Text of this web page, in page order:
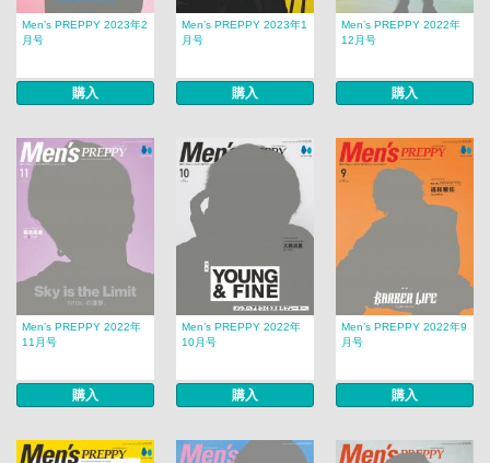
Men’s PREPPY 2023年2
月号
購入
Men’s PREPPY 2023年1
月号
購入
Men’s PREPPY 2022年
12月号
購入
Men’s PREPPY 2022年
11月号
購入
Men’s PREPPY 2022年
10月号
購入
Men’s PREPPY 2022年9
月号
購入